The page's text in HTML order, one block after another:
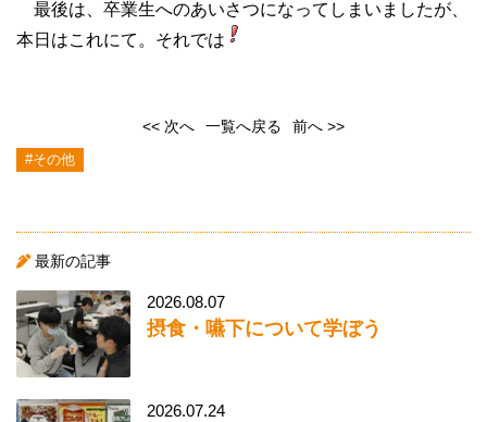
最後は、卒業生へのあいさつになってしまいましたが、
本日はこれにて。それでは
<< 次へ 一覧へ戻る 前へ >>
#その他
最新の記事
2026.08.07
摂食・嚥下について学ぼう
2026.07.24